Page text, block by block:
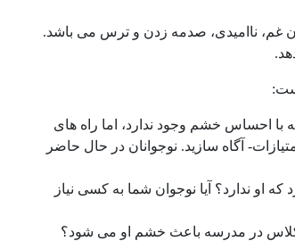
غم، ناامیدی، صدمه زدن و ترس می باشد.
با احساس خشم وجود ندارد، اما راه های
آگاه سازید. نوجوانان در حال حاضر
او ندارد؟ آیا نوجوان شما به کسی نیاز
کلاس در مدرسه باعث خشم او می شود؟